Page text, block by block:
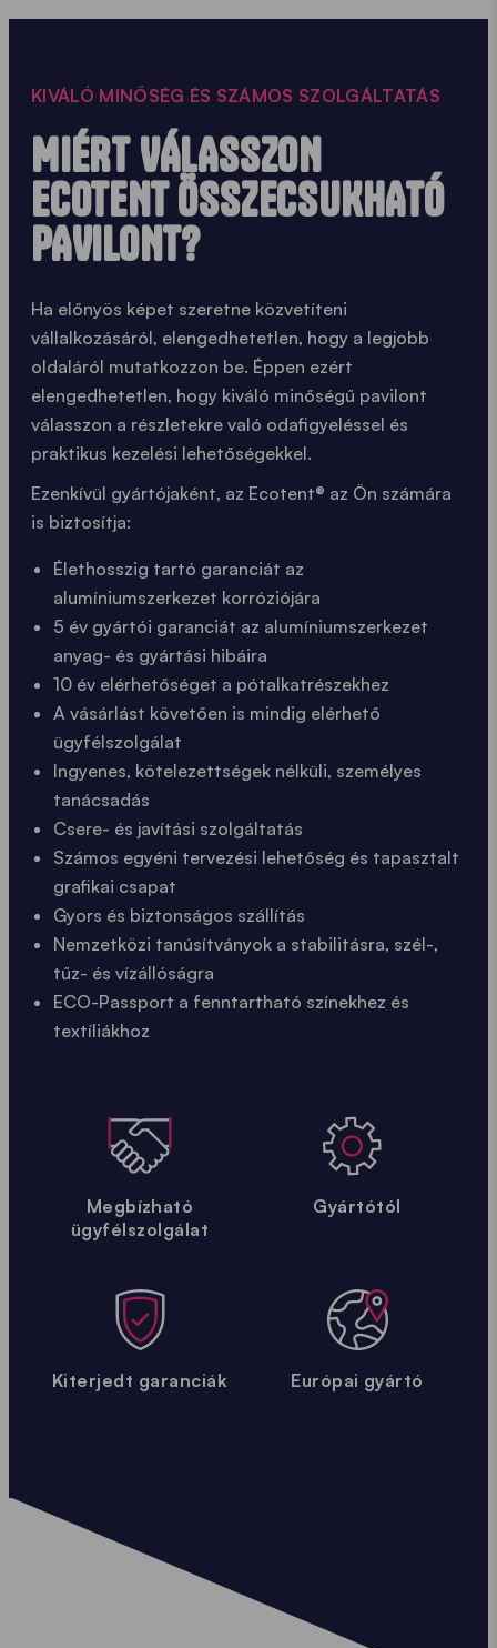
KIVÁLÓ MINŐSÉG ÉS SZÁMOS SZOLGÁLTATÁS
MIÉRT VÁLASSZON
ECOTENT ÖSSZECSUKHATÓ
PAVILONT?
Ha előnyös képet szeretne közvetíteni
vállalkozásáról, elengedhetetlen, hogy a legjobb
oldaláról mutatkozzon be. Éppen ezért
elengedhetetlen, hogy kiváló minőségű pavilont
válasszon a részletekre való odafigyeléssel és
praktikus kezelési lehetőségekkel.
Ezenkívül gyártójaként, az Ecotent® az Ön számára
is biztosítja:
Élethosszig tartó garanciát az
alumíniumszerkezet korróziójára
5 év gyártói garanciát az alumíniumszerkezet
anyag- és gyártási hibáira
10 év elérhetőséget a pótalkatrészekhez
A vásárlást követően is mindig elérhető
ügyfélszolgálat
Ingyenes, kötelezettségek nélküli, személyes
tanácsadás
Csere- és javítási szolgáltatás
Számos egyéni tervezési lehetőség és tapasztalt
grafikai csapat
Gyors és biztonságos szállítás
Nemzetközi tanúsítványok a stabilitásra, szél-,
tűz- és vízállóságra
ECO-Passport a fenntartható színekhez és
textíliákhoz
Megbízható
ügyfélszolgálat
Gyártótól
Kiterjedt garanciák Európai gyártó